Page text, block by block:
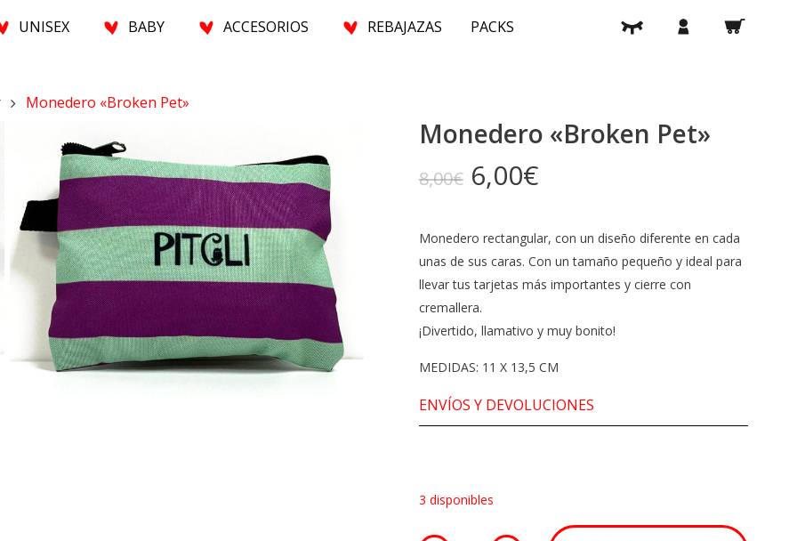
UNISEX BABY ACCESORIOS REBAJAZAS PACKS buscarcuenta
Monedero «Broken Pet»
Monedero «Broken Pet»
8,00€ El
precio
original
era:
8,00€.
6,00€El
actual
es:
6,00€.
Monedero rectangular, con un diseño diferente en cada
unas de sus caras. Con un tamaño pequeño y ideal para
llevar tus tarjetas más importantes y cierre con
cremallera.
¡Divertido, llamativo y muy bonito!
MEDIDAS: 11 X 13,5 CM
ENVÍOS Y DEVOLUCIONES
3 disponibles